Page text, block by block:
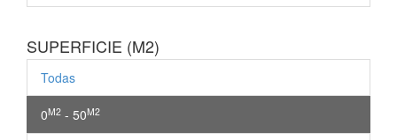
SUPERFICIE (M2)
Todas
0M2 - 50M2